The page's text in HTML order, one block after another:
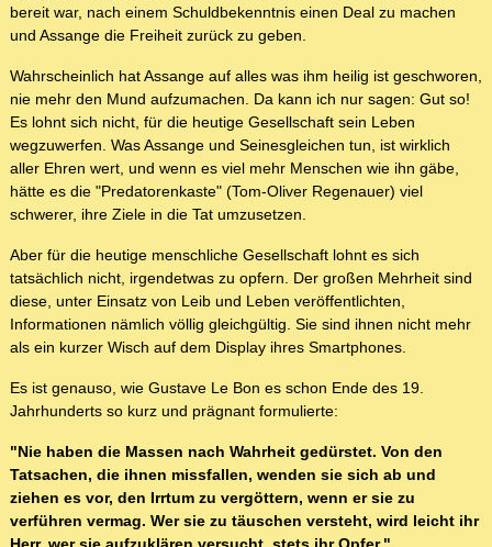
bereit war, nach einem Schuldbekenntnis einen Deal zu machen
und Assange die Freiheit zurück zu geben.
Wahrscheinlich hat Assange auf alles was ihm heilig ist geschworen,
nie mehr den Mund aufzumachen. Da kann ich nur sagen: Gut so!
Es lohnt sich nicht, für die heutige Gesellschaft sein Leben
wegzuwerfen. Was Assange und Seinesgleichen tun, ist wirklich
aller Ehren wert, und wenn es viel mehr Menschen wie ihn gäbe,
hätte es die "Predatorenkaste" (Tom-Oliver Regenauer) viel
schwerer, ihre Ziele in die Tat umzusetzen.
Aber für die heutige menschliche Gesellschaft lohnt es sich
tatsächlich nicht, irgendetwas zu opfern. Der großen Mehrheit sind
diese, unter Einsatz von Leib und Leben veröffentlichten,
Informationen nämlich völlig gleichgültig. Sie sind ihnen nicht mehr
als ein kurzer Wisch auf dem Display ihres Smartphones.
Es ist genauso, wie Gustave Le Bon es schon Ende des 19.
Jahrhunderts so kurz und prägnant formulierte:
"Nie haben die Massen nach Wahrheit gedürstet. Von den
Tatsachen, die ihnen missfallen, wenden sie sich ab und
ziehen es vor, den Irrtum zu vergöttern, wenn er sie zu
verführen vermag. Wer sie zu täuschen versteht, wird leicht ihr